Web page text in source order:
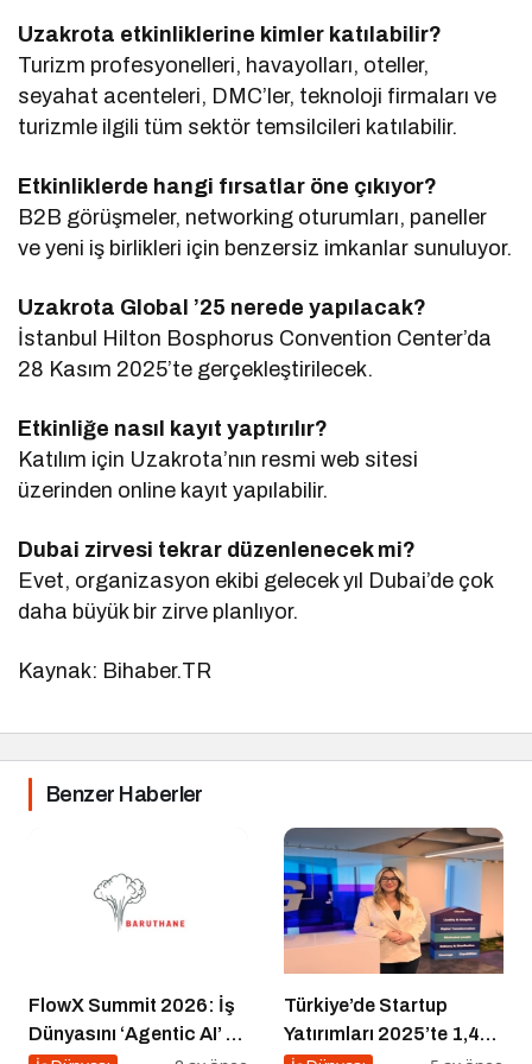
Uzakrota etkinliklerine kimler katılabilir?
Turizm profesyonelleri, havayolları, oteller,
seyahat acenteleri, DMC’ler, teknoloji firmaları ve
turizmle ilgili tüm sektör temsilcileri katılabilir.
Etkinliklerde hangi fırsatlar öne çıkıyor?
B2B görüşmeler, networking oturumları, paneller
ve yeni iş birlikleri için benzersiz imkanlar sunuluyor.
Uzakrota Global ’25 nerede yapılacak?
İstanbul Hilton Bosphorus Convention Center’da
28 Kasım 2025’te gerçekleştirilecek.
Etkinliğe nasıl kayıt yaptırılır?
Katılım için Uzakrota’nın resmi web sitesi
üzerinden online kayıt yapılabilir.
Dubai zirvesi tekrar düzenlenecek mi?
Evet, organizasyon ekibi gelecek yıl Dubai’de çok
daha büyük bir zirve planlıyor.
Kaynak: Bihaber.TR
Benzer Haberler
FlowX Summit 2026: İş
Dünyasını ‘Agentic AI’ ve
Türkiye’de Startup
Yatırımları 2025’te 1,4